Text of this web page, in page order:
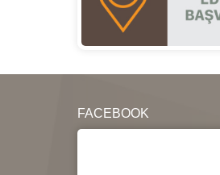
FACEBOOK